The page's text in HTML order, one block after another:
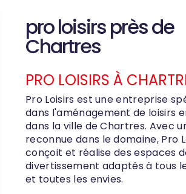
pro loisirs près de
Chartres
PRO LOISIRS À
Pro Loisirs est une entreprise
dans l'aménagement de loisirs
dans la ville de Chartres. Avec
reconnue dans le domaine, Pro
conçoit et réalise des espaces
divertissement adaptés à tous
et toutes les envies.